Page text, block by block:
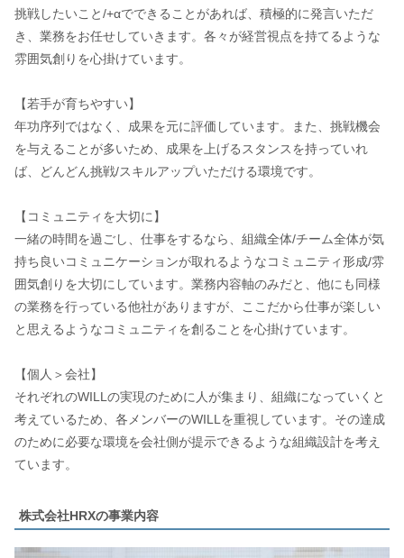
挑戦したいこと/+αでできることがあれば、積極的に発言いただ
き、業務をお任せしていきます。各々が経営視点を持てるような
雰囲気創りを心掛けています。
【若手が育ちやすい】
年功序列ではなく、成果を元に評価しています。また、挑戦機会
を与えることが多いため、成果を上げるスタンスを持っていれ
ば、どんどん挑戦/スキルアップいただける環境です。
【コミュニティを大切に】
一緒の時間を過ごし、仕事をするなら、組織全体/チーム全体が気
持ち良いコミュニケーションが取れるようなコミュニティ形成/雰
囲気創りを大切にしています。業務内容軸のみだと、他にも同様
の業務を行っている他社がありますが、ここだから仕事が楽しい
と思えるようなコミュニティを創ることを心掛けています。
【個人＞会社】
それぞれのWILLの実現のために人が集まり、組織になっていくと
考えているため、各メンバーのWILLを重視しています。その達成
のために必要な環境を会社側が提示できるような組織設計を考え
ています。
株式会社HRXの事業内容